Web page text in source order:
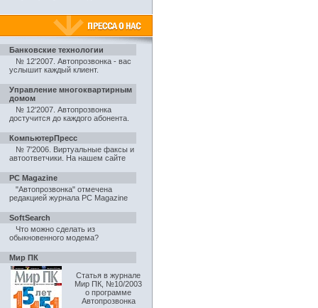
Банковские технологии
№ 12'2007. Автопрозвонка - вас
услышит каждый клиент.
Управление многоквартирным
домом
№ 12'2007. Автопрозвонка
достучится до каждого абонента
КомпьютерПресс
№ 7'2006. Виртуальные факсы и
автоответчики На нашем сайте
PC Magazine
"Автопрозвонка" отмечена
редакцией журнала PC Magazine
SoftSearch
Что можно сделать из
обыкновенного модема?
Мир ПК
Статья в журнале
Мир ПК, №10/2003
о программе
Автопрозвонка